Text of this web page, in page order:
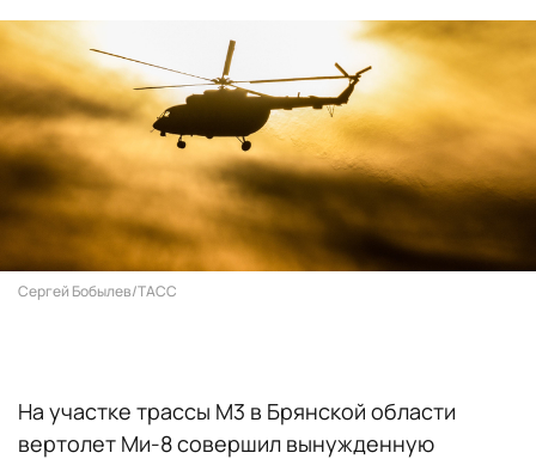
Сергей Бобылев/ТАСС
На участке трассы М3 в Брянской области
вертолет Ми-8 совершил вынужденную